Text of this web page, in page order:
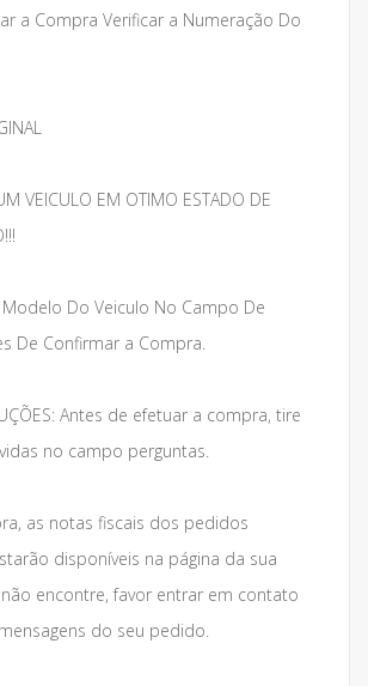
a Compra Verificar a Numeração Do
VEICULO EM OTIMO ESTADO DE
Modelo Do Veiculo No Campo De
De Confirmar a Compra.
Antes de efetuar a compra, tire
no campo perguntas.
as notas fiscais dos pedidos
disponíveis na página da sua
encontre, favor entrar em contato
do seu pedido.